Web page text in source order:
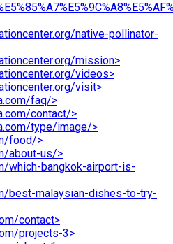
native-pollinator-
mission>
videos>
visit>
faq/>
contact/>
type/image/>
food/>
about-us/>
which-bangkok-airport-is-
best-malaysian-dishes-to-try-
contact>
projects-3>